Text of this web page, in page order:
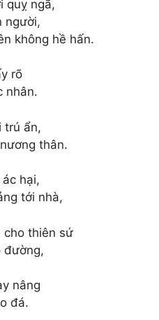
quỵ ngã,
người,
không hề hấn.
rõ
nhân.
trú ẩn,
thân.
hại,
tới nhà,
cho thiên sứ
đường,
nâng
đá.